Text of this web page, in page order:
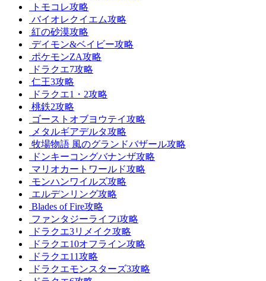
トモコレ攻略
バイオレクイエム攻略
紅の砂漠攻略
デイモン&ベイビー攻略
ポケモンZA攻略
ドラクエ7攻略
仁王3攻略
ドラクエ1・2攻略
桃鉄2攻略
ゴーストオブヨウテイ攻略
メタルギアデルタ攻略
牧場物語 風のグランドバザール攻略
ドンキーコングバナンザ攻略
マリオカートワールド攻略
モンハンワイルズ攻略
エルデンリング攻略
Blades of Fire攻略
ファンタジーライフi攻略
ドラクエ3リメイク攻略
ドラクエ10オフライン攻略
ドラクエ11攻略
ドラクエモンスターズ3攻略